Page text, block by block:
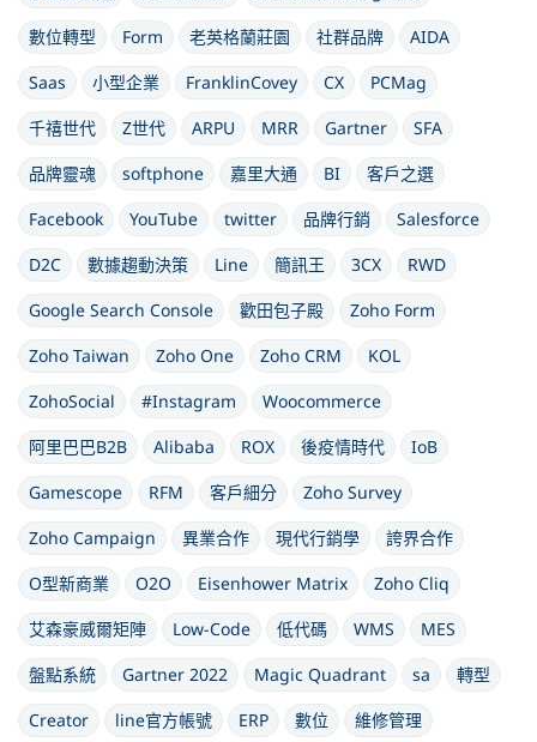
數位轉型
Form 老英格蘭莊園 社群品牌
AIDA
Saas
小型企業 FranklinCovey CX
PCMag
千禧世代
Z世代 ARPU MRR Gartner
SFA
品牌靈魂
softphone 嘉里大通 BI
客戶之選
Facebook
YouTube twitter 品牌行銷
Salesforce
D2C
數據趨動決策 Line 簡訊王 3CX
RWD
Google Search Console
歡田包子殿
Zoho Form
Zoho Taiwan
Zoho One Zoho CRM
KOL
ZohoSocial
#Instagram
Woocommerce
阿里巴巴B2B
Alibaba ROX 後疫情時代
IoB
Gamescope
RFM 客戶細分
Zoho Survey
Zoho Campaign
異業合作 現代行銷學
誇界合作
O型新商業
O2O Eisenhower Matrix
Zoho Cliq
艾森豪威爾矩陣
Low-Code 低代碼 WMS
MES
盤點系統
Gartner 2022 Magic Quadrant sa
轉型
Creator
line官方帳號 ERP 數位 維修管理